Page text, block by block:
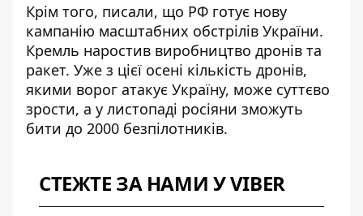
Крім того, писали, що РФ готує нову
кампанію масштабних обстрілів України.
Кремль наростив виробництво дронів та
ракет. Уже з цієї осені кількість дронів,
якими ворог атакує Україну, може суттєво
зрости, а у листопаді росіяни зможуть
бити до 2000 безпілотників.
СТЕЖТЕ ЗА НАМИ У VIBER